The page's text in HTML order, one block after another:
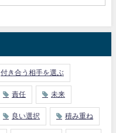
付き合う相手を選ぶ
責任 未来
良い選択 積み重ね